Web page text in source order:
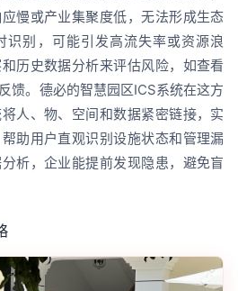
慢或产业集聚度低，无法形成生态
识别，可能引发高流失率或资源浪
历史数据分析来评估风险，如查看
馈。德必的智慧园区ICS系统在这方
人、物、空间和数据紧密链接，实
助用户直观识别设施状态和管理漏
析，企业能提前发现隐患，避免盲